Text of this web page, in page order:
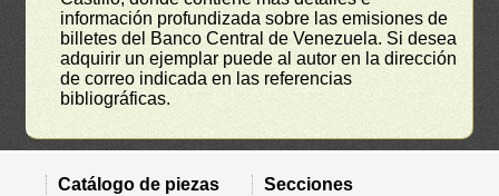
información profundizada sobre las emisiones de
billetes del Banco Central de Venezuela. Si desea
adquirir un ejemplar puede al autor en la dirección
de correo indicada en las referencias
bibliográficas.
Catálogo de piezas
Secciones